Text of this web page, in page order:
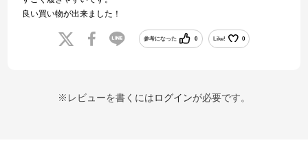
良い買い物が出来ました！
参考になった 0 Like! 0
※レビューを書くにはログインが必要です。